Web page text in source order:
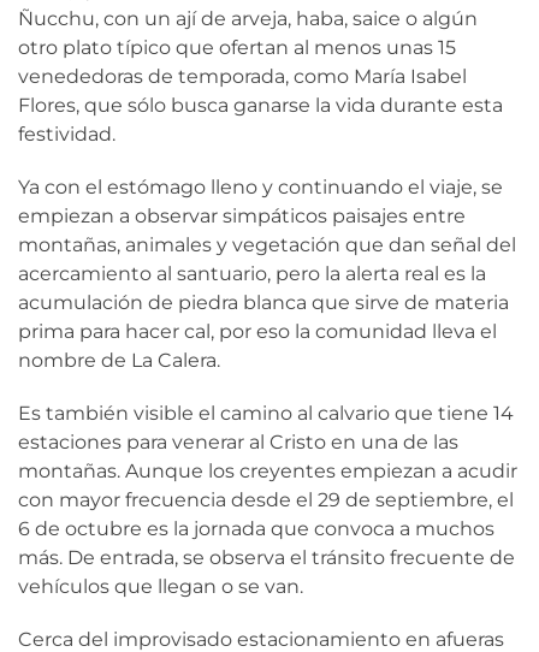
Ñucchu, con un ají de arveja, haba, saice o algún
otro plato típico que ofertan al menos unas 15
venededoras de temporada, como María Isabel
Flores, que sólo busca ganarse la vida durante esta
festividad.
Ya con el estómago lleno y continuando el viaje, se
empiezan a observar simpáticos paisajes entre
montañas, animales y vegetación que dan señal del
acercamiento al santuario, pero la alerta real es la
acumulación de piedra blanca que sirve de materia
prima para hacer cal, por eso la comunidad lleva el
nombre de La Calera.
Es también visible el camino al calvario que tiene 14
estaciones para venerar al Cristo en una de las
montañas. Aunque los creyentes empiezan a acudir
con mayor frecuencia desde el 29 de septiembre, el
6 de octubre es la jornada que convoca a muchos
más. De entrada, se observa el tránsito frecuente de
vehículos que llegan o se van.
Cerca del improvisado estacionamiento en afueras